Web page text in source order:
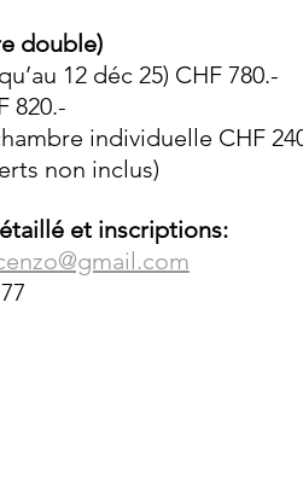
double)
12 déc 25) CHF 780.-
820.-
individuelle CHF
non inclus)
et inscriptions: